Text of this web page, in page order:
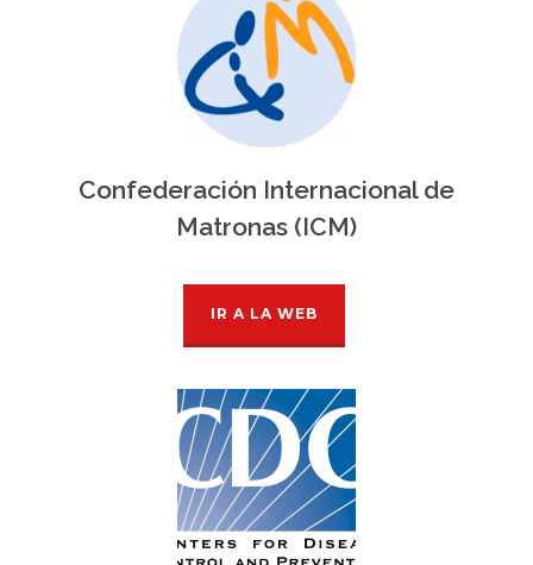
Confederación Internacional de
Matronas (ICM)
IR A LA WEB